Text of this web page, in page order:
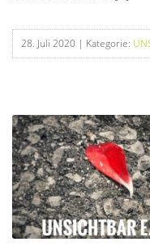
28. Juli 2020 | Kategorie: